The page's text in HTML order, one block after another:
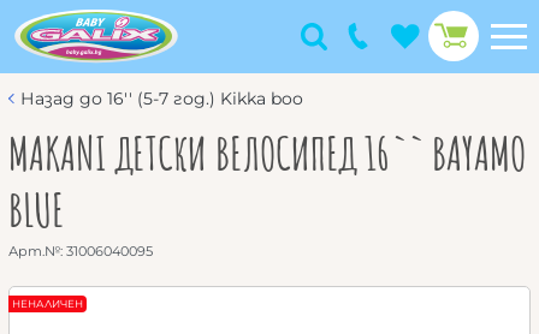
Назад до 16'' (5-7 год.) Kikka boo
MAKANI ДЕТСКИ ВЕЛОСИПЕД 16`` BAYAMO
BLUE
Арт.№: 31006040095
НЕНАЛИЧЕН